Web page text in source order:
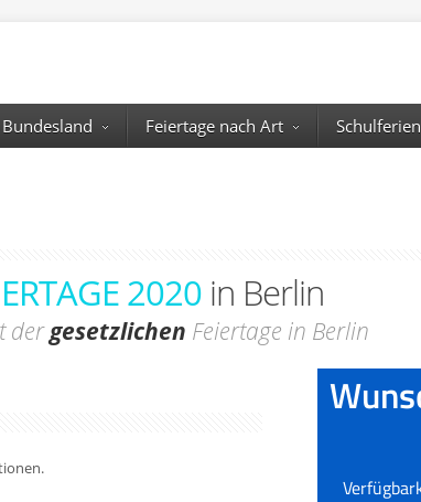
Feiertage nach Art Schulferien
2020 in Berlin
dergesetzlichen Feiertage in Berlin